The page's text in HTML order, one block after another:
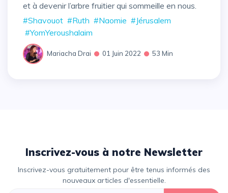
et à devenir l’arbre fruitier qui sommeille en nous.
#Shavouot #Ruth #Naomie #Jérusalem
#YomYeroushalaim
Mariacha Drai 01 Juin 2022 53 Min
Inscrivez-vous à notre Newsletter
Inscrivez-vous gratuitement pour être tenus informés des
nouveaux articles d'essentielle.